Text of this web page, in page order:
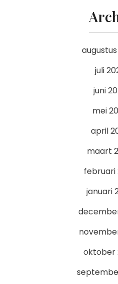
juli
juni
mei
april
maart
februari
januari
oktober